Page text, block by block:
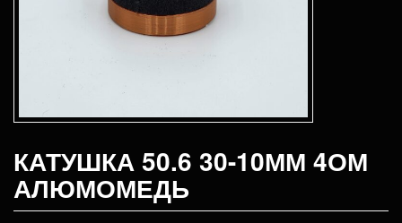
КАТУШКА 50.6 30-10ММ 4ОМ
АЛЮМОМЕДЬ